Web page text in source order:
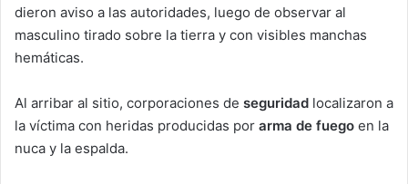
dieron aviso a las autoridades, luego de observar al
masculino tirado sobre la tierra y con visibles manchas
hemáticas.
Al arribar al sitio, corporaciones de seguridad localizaron a
la víctima con heridas producidas por arma de fuego en la
nuca y la espalda.